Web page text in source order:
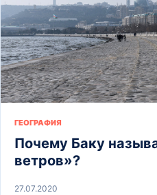
ГЕОГРАФИЯ
Почему Баку
ветров»?
27.07.2020